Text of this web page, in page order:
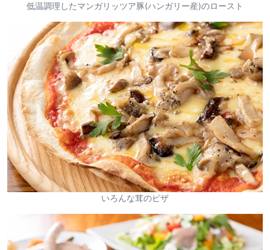
低温調理したマンガリッツア豚(ハンガリー産)のロースト
いろんな茸のピザ